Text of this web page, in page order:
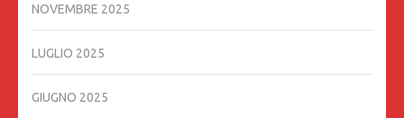
NOVEMBRE 2025
LUGLIO 2025
GIUGNO 2025